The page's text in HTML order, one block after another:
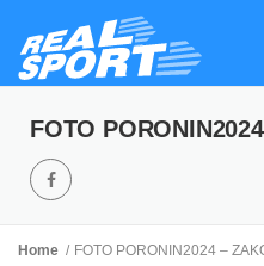
FOTO
Home FOTO PORONIN2024 –